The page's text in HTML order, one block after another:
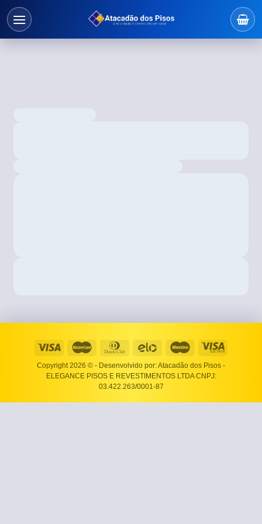
Copyright 2026 © - Desenvolvido por: Atacadão dos Pisos -
ELEGANCE PISOS E REVESTIMENTOS LTDA CNPJ:
03.422.263/0001-87